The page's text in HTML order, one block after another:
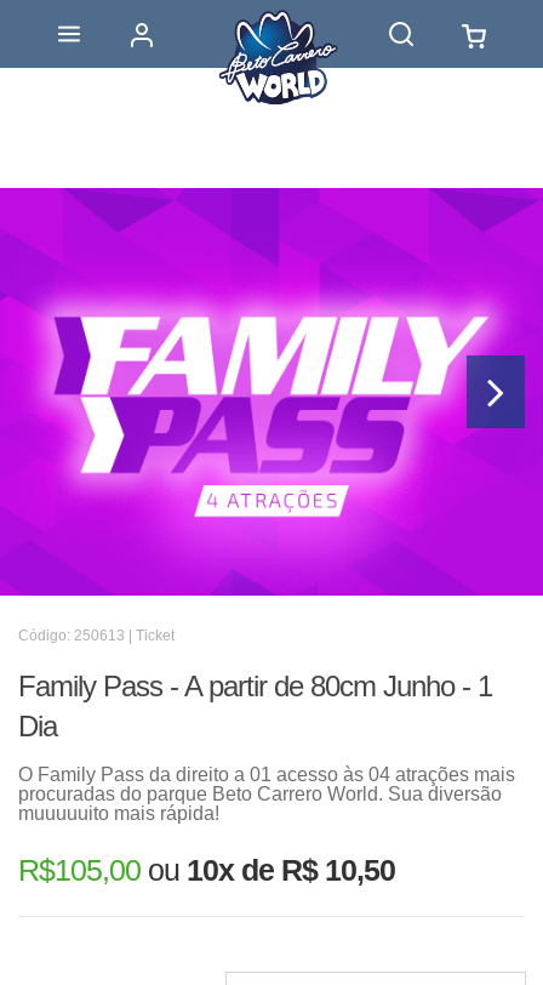
Código: 250613 | Ticket
Family Pass - A partir de 80cm Junho - 1
Dia
O Family Pass da direito a 01 acesso às 04 atrações mais
procuradas do parque Beto Carrero World. Sua diversão
muuuuuito mais rápida!
R$105,00 ou 10x de R$ 10,50